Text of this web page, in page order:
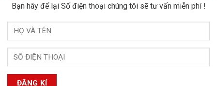
Bạn hãy để lại Số điện thoại chúng tôi sẽ tư vấn miễn phí !